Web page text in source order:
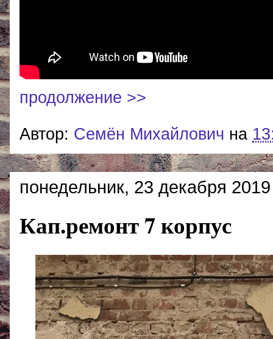
продолжение >>
Автор: Cемён Михайлович на
понедельник, 23 декабря 2019
Кап.ремонт 7 корпус